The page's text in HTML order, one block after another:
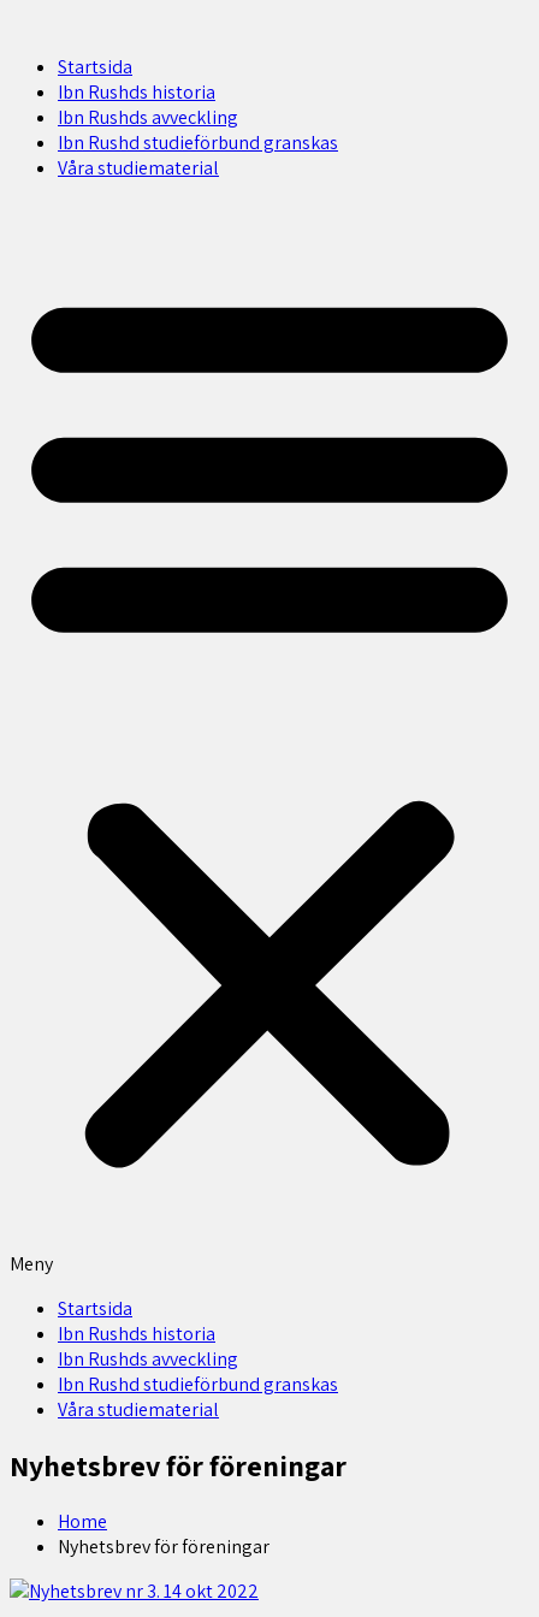
Startsida
Ibn Rushds historia
Ibn Rushds avveckling
Ibn Rushd studieförbund granskas​
Våra studiematerial
Meny
Startsida
Ibn Rushds historia
Ibn Rushds avveckling
Ibn Rushd studieförbund granskas​
Våra studiematerial
Nyhetsbrev för föreningar
Home
Nyhetsbrev för föreningar